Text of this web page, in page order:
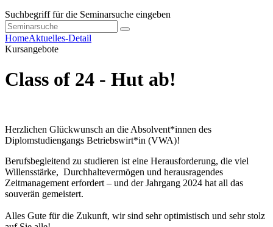
Suchbegriff für die Seminarsuche eingeben
HomeAktuelles-Detail
Kursangebote
Class of 24 - Hut ab!
Herzlichen Glückwunsch an die Absolvent*innen des
Diplomstudiengangs Betriebswirt*in (VWA)!
Berufsbegleitend zu studieren ist eine Herausforderung, die viel
Willensstärke, Durchhaltevermögen und herausragendes
Zeitmanagement erfordert – und der Jahrgang 2024 hat all das
souverän gemeistert.
Alles Gute für die Zukunft, wir sind sehr optimistisch und sehr stolz